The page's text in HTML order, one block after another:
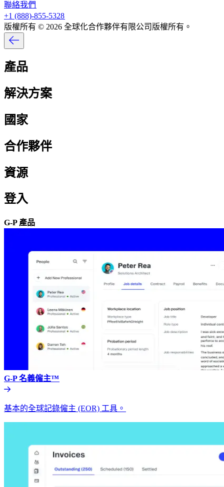
聯絡我們​​
+1 (888)-855-5328​​
版權所有 © 2026 全球化合作夥伴有限公司版權所有。​​
產品​​
解決方案​​
國家​​
合作夥伴​​
資源​​
登入​​
G-P 產品​​
G-P 名義僱主™​​
基本的全球記錄僱主 (EOR) 工具。​​